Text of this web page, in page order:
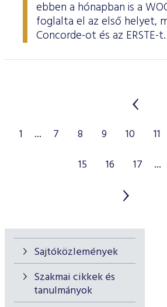
Sajtóközlemények
Szakmai cikkek és
tanulmányok
ebben a hónapban is a
foglalta el az első helyet,
Concorde-ot és az ERSTE-t.
1 ... 7 8 9 10 11
15
16 17 ...